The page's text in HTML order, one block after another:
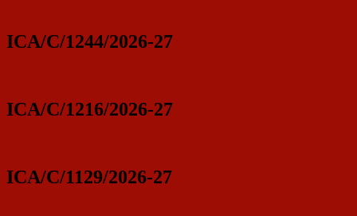
ICA/C/1244/2026-27
ICA/C/1216/2026-27
ICA/C/1129/2026-27